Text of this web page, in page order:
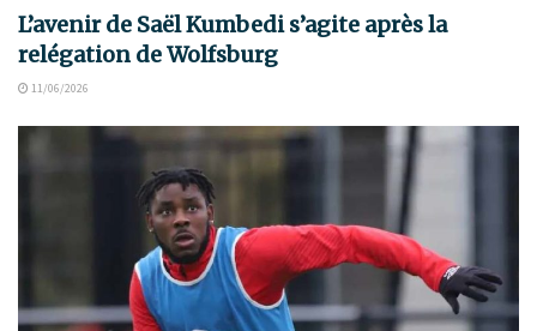
L’avenir de Saël Kumbedi s’agite après la
relégation de Wolfsburg
11/06/2026